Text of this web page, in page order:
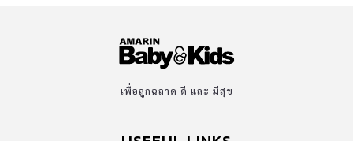
เพื่อลูกฉลาด ดี และ มีสุข